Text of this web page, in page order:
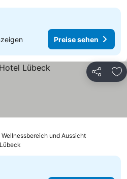
Preise sehen
Teilen
und Aussicht
Lübeck